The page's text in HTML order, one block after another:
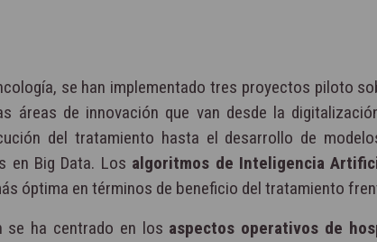
se han implementado tres proyectos piloto
áreas de innovación que van desde la
del tratamiento hasta el desarrollo de
en Big Data. Los algoritmos de Inteligencia
óptima en términos de beneficio del tratamiento
se ha centrado en los aspectos operativos de